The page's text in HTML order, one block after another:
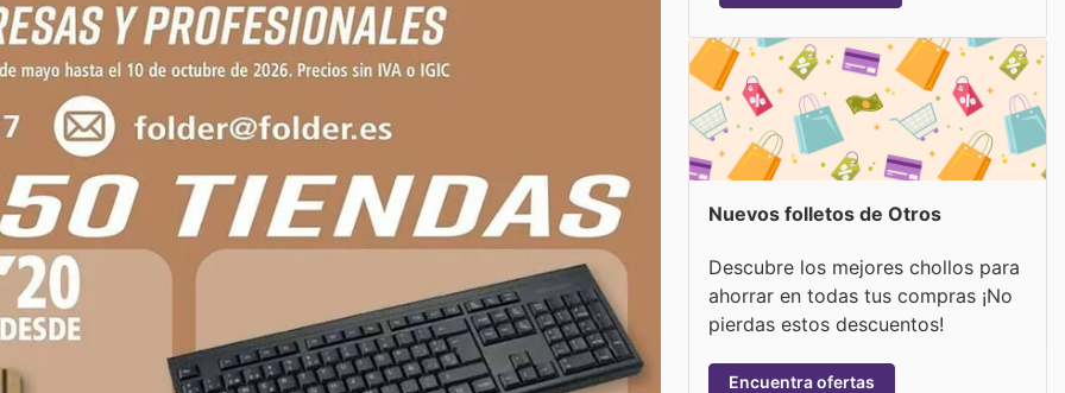
Nuevos folletos de Otros
Descubre los mejores chollos para
ahorrar en todas tus compras ¡No
pierdas estos descuentos!
Encuentra ofertas